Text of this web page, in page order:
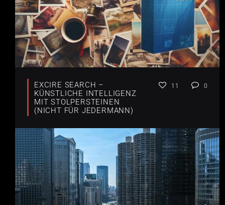
EXCIRE SEARCH –
KÜNSTLICHE INTELLIGENZ
MIT STOLPERSTEINEN
(NICHT FÜR JEDERMANN)
11 0